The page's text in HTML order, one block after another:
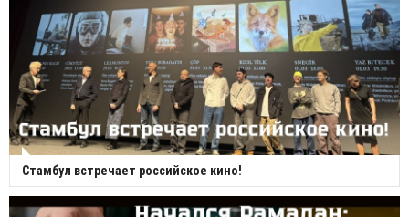
Стамбул встречает российское кино!